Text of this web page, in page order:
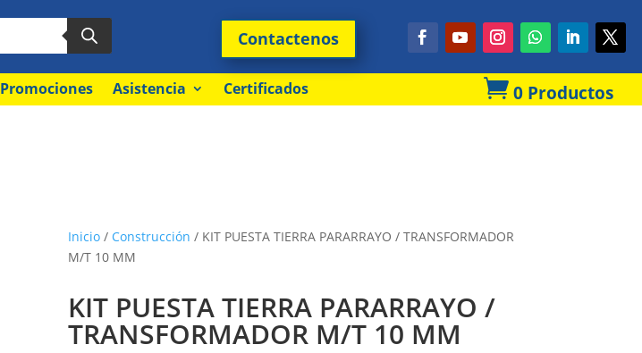
Contactenos
Promociones Asistencia Certificados  0 Productos
Inicio/ Construcción / KIT PUESTA TIERRA PARARRAYO / TRANSFORMADOR
M/T 10 MM
KIT PUESTA TIERRA PARARRAYO /
TRANSFORMADOR M/T 10 MM